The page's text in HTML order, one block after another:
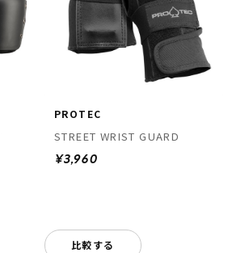
PROTEC
STREET WRIST GUARD
¥3,960
比較する